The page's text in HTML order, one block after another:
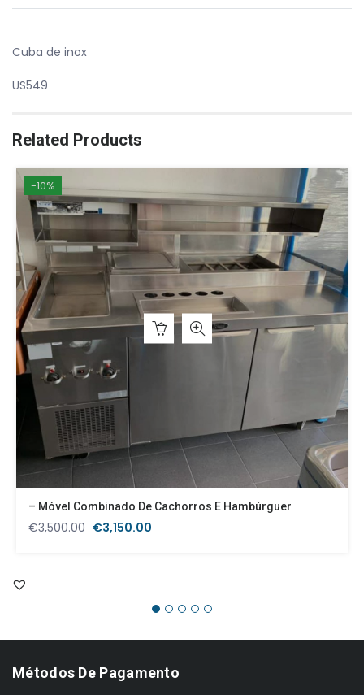
Cuba de inox
US549
Related Products
-10%
– Móvel Combinado De Cachorros E Hambúrguer
€3,500.00 O
€3,150.00
Métodos De Pagamento